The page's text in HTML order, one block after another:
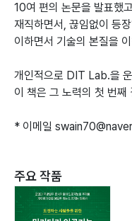
10여 편의 논문을 발표했
재직하면서, 끊임없이 등
이하면서 기술의 본질을
개인적으로 DIT Lab.을
이 책은 그 노력의 첫 번째
* 이메일
주요 작품